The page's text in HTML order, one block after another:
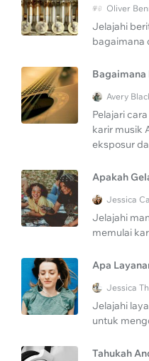
Oliver
Jelajahi
bagaimana
Avery
Pelajari
karir musik
eksposur
Apakah
Jessica
Jelajahi
memulai
Apa
Jessica
Jelajahi
untuk
Tahukah